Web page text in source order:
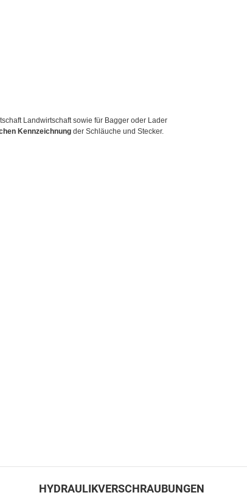
Landwirtschaft sowie für Bagger oder Lader
Kennzeichnung der Schläuche und Stecker.
HYDRAULIKVERSCHRAUBUNGEN